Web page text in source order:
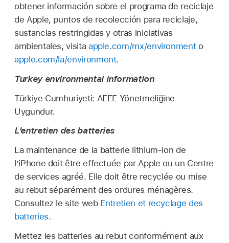
obtener información sobre el programa de reciclaje
de Apple, puntos de recolección para reciclaje,
sustancias restringidas y otras iniciativas
ambientales, visita apple.com/mx/environmento
apple.com/la/environment.
Turkey environmental information
Türkiye Cumhuriyeti: AEEE Yönetmeliğine
Uygundur.
L’entretien des batteries
La maintenance de la batterie lithium-ion de
l’iPhone doit être effectuée par Apple ou un Centre
de services agréé. Elle doit être recyclée ou mise
au rebut séparément des ordures ménagères.
Consultez le site web Entretien et recyclage des
batteries.
Mettez les batteries au rebut conformément aux